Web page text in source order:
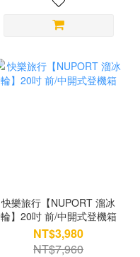
快樂旅行【NUPORT 溜冰
輪】20吋 前/中開式登機箱
NT$3,980
NT$7,960